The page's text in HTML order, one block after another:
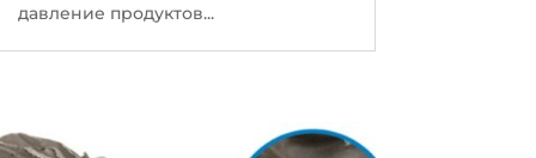
давление продуктов...